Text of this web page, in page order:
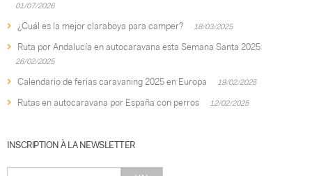
01/07/2026
¿Cuál es la mejor claraboya para camper? 18/03/2025
Ruta por Andalucía en autocaravana esta Semana Santa 2025
26/02/2025
Calendario de ferias caravaning 2025 en Europa 19/02/2025
Rutas en autocaravana por España con perros 12/02/2025
INSCRIPTION À LA NEWSLETTER